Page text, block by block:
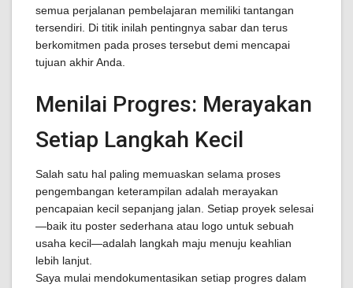
semua perjalanan pembelajaran memiliki tantangan
tersendiri. Di titik inilah pentingnya sabar dan terus
berkomitmen pada proses tersebut demi mencapai
tujuan akhir Anda.
Menilai Progres: Merayakan
Setiap Langkah Kecil
Salah satu hal paling memuaskan selama proses
pengembangan keterampilan adalah merayakan
pencapaian kecil sepanjang jalan. Setiap proyek selesai
—baik itu poster sederhana atau logo untuk sebuah
usaha kecil—adalah langkah maju menuju keahlian
lebih lanjut.
Saya mulai mendokumentasikan setiap progres dalam